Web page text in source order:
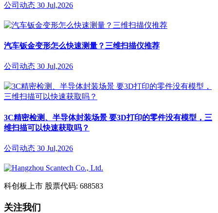
公司动态 30 Jul,2026
汽车钣金变形怎么快速测量？三维扫描仪推荐
公司动态 30 Jul,2026
3C精密检测、半导体封装场景 要3D打印的零件没有模型，三
维扫描可以快速获取吗？
公司动态 30 Jul,2026
科创板上市 股票代码: 688583
关注我们